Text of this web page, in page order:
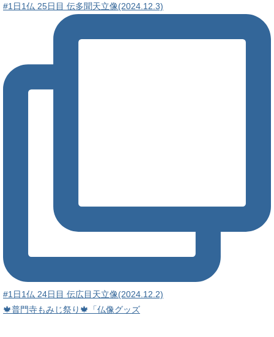
#1日1仏 25日目 伝多聞天立像(2024.12.3)
#1日1仏 24日目 伝広目天立像(2024.12.2)
🍁普門寺もみじ祭り🍁「仏像グッズ